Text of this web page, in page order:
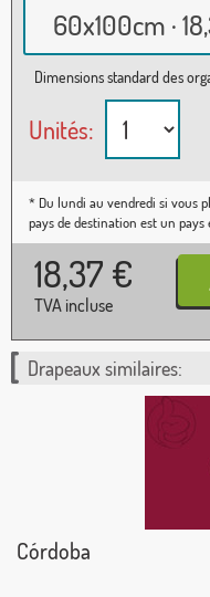
60x100cm ·
Dimensions standard des
Unités:
* Du lundi au vendredi si vous
pays de destination est un pays
18,37 €
TVA incluse
Drapeaux similaires:
Córdoba